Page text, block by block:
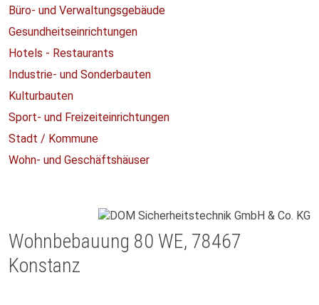
Büro- und Verwaltungsgebäude
Gesundheitseinrichtungen
Hotels - Restaurants
Industrie- und Sonderbauten
Kulturbauten
Sport- und Freizeiteinrichtungen
Stadt / Kommune
Wohn- und Geschäftshäuser
Wohnbebauung 80 WE, 78467
Konstanz